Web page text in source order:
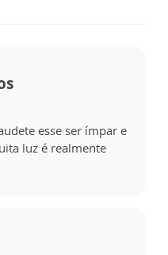
esse ser ímpar e
luz é realmente